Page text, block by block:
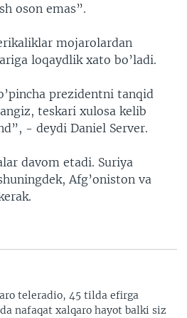
oson emas”.
mojarolardan
loqaydlik xato bo’ladi.
prezidentni tanqid
teskari xulosa kelib
- deydi Daniel Server.
davom etadi. Suriya
Afg’oniston va
teleradio, 45 tilda efirga
nafaqat xalqaro hayot balki siz